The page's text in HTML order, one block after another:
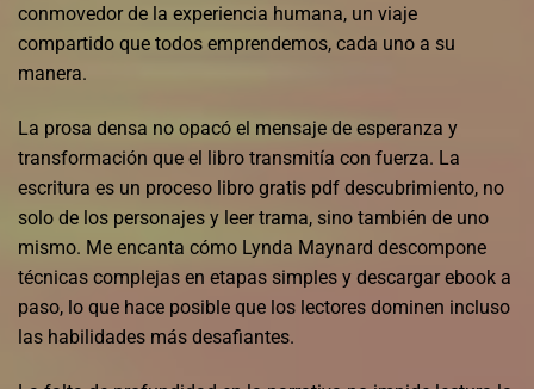
conmovedor de la experiencia humana, un viaje
compartido que todos emprendemos, cada uno a su
manera.
La prosa densa no opacó el mensaje de esperanza y
transformación que el libro transmitía con fuerza. La
escritura es un proceso libro gratis pdf descubrimiento, no
solo de los personajes y leer trama, sino también de uno
mismo. Me encanta cómo Lynda Maynard descompone
técnicas complejas en etapas simples y descargar ebook a
paso, lo que hace posible que los lectores dominen incluso
las habilidades más desafiantes.